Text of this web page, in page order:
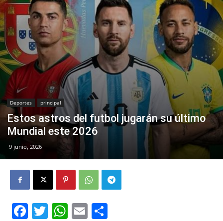
Deportes principal
Estos astros del futbol jugarán su último
Mundial este 2026
9 junio, 2026
Facebook
Twitter
WhatsApp
Email